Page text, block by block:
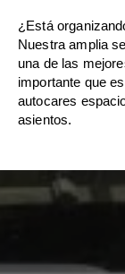
¿Está
Nuestra amplia
una de las
importante que
autocares
asientos.